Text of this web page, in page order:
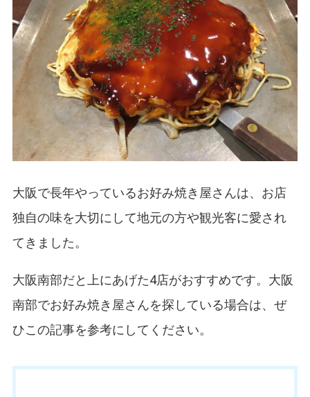
大阪で長年やっているお好み焼き屋さんは、お店
独自の味を大切にして地元の方や観光客に愛され
てきました。
大阪南部だと上にあげた4店がおすすめです。大阪
南部でお好み焼き屋さんを探している場合は、ぜ
ひこの記事を参考にしてください。